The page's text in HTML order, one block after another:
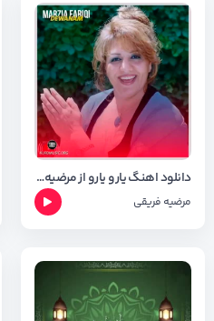
دانلود اهنگ یارو یارو از مرضیه فه ریقی با کیفیت ۳۲۰
مرضیه فریقی